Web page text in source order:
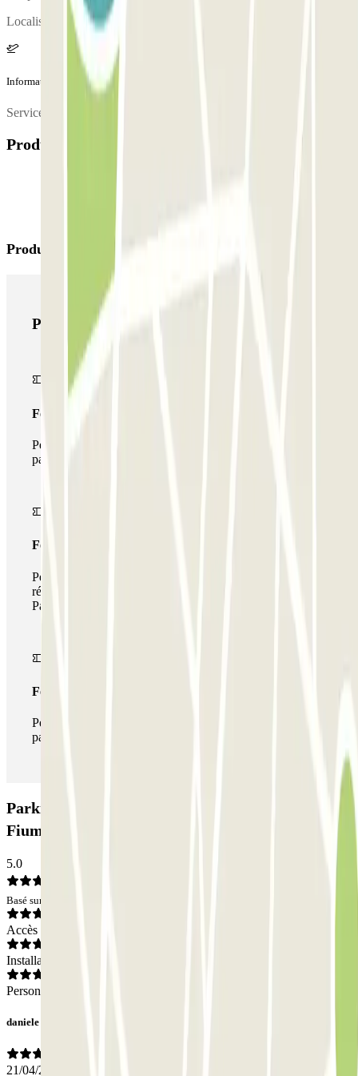
Localisation de la réception :
Information complémentaire
Service de navette gratuit.
Produits disponibles
Produits Parclick
Produits Parclick
Forfait Simple
Pendant votre séjour, vous ne pourrez entrer et sortir du
parking qu'une seule fois
Forfait de stationnement multiple
Pendant votre séjour, vous pouvez utiliser l'ensemble du
réseau de parkings de cet opérateur disponible sur
Parclick.
Forfait illimité
Pendant votre séjour, vous pouvez entrer et sortir du
parking aussi souvent que vous le souhaitez.
Parking PARK 51 - Shuttle - Aeroporto di Roma
Fiumicino - Scoperto: Avis
5.0
Basé sur 9 avis
Accès
Installations
Personnel
daniele
21/04/2026